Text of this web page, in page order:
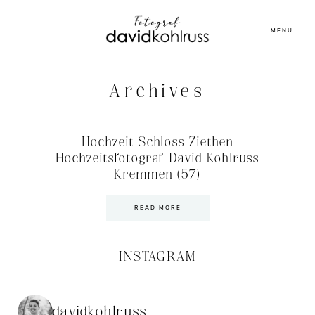
MENU
Archives
Hochzeit Schloss Ziethen
Hochzeitsfotograf David Kohlruss
Kremmen (57)
READ MORE
INSTAGRAM
davidkohlruss